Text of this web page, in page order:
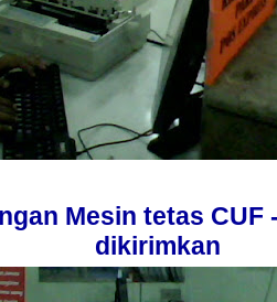
Mesin tetas CUF
dikirimkan